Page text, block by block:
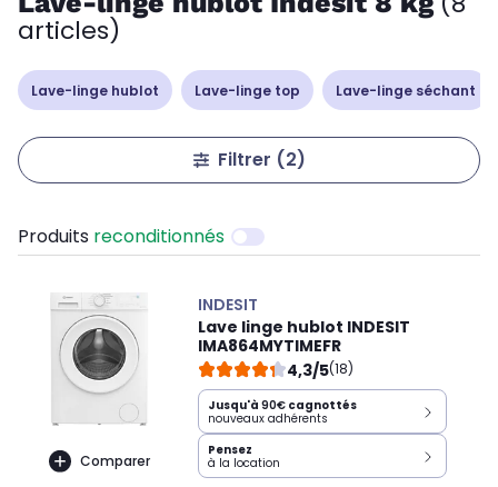
articles)
Lave-linge hublot Lave-linge top Lave-linge séchant
Filtrer (2)
Produits reconditionnés
Comparer
INDESIT
Lave linge hublot INDESIT
IMA864MYTIMEFR
4,3/5(18)
Jusqu'à 90€ cagnottés
nouveaux adhérents
Pensez
à la location